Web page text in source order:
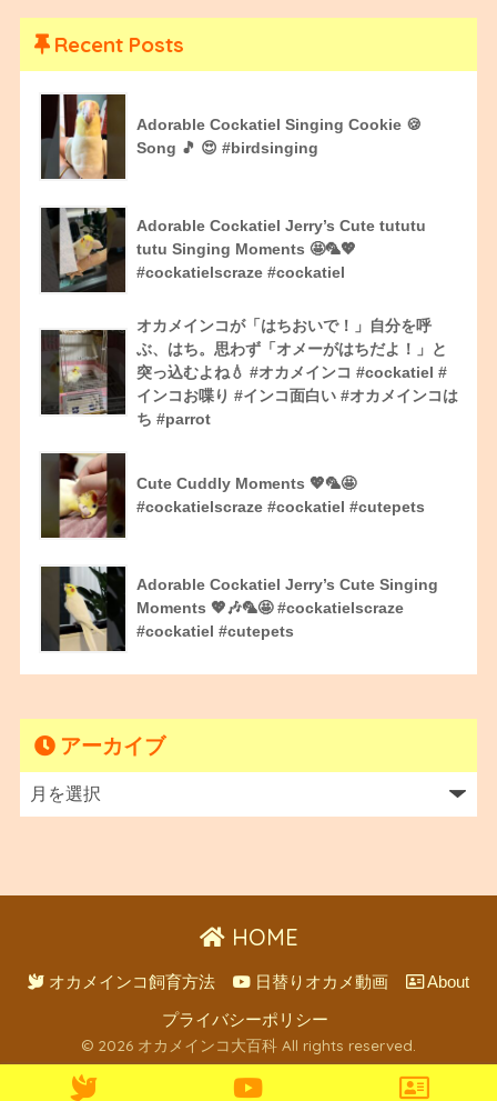
Recent Posts
Adorable Cockatiel Singing Cookie 🍪
Song 🎵 😍 #birdsinging
Adorable Cockatiel Jerry’s Cute tututu
tutu Singing Moments 🤩🦜💖
#cockatielscraze #cockatiel
オカメインコが「はちおいで！」自分を呼
ぶ、はち。思わず「オメーがはちだよ！」と
突っ込むよね💧 #オカメインコ #cockatiel #
インコお喋り #インコ面白い #オカメインコは
ち #parrot
Cute Cuddly Moments 💖🦜🤩
#cockatielscraze #cockatiel #cutepets
Adorable Cockatiel Jerry’s Cute Singing
Moments 💖🎶🦜🤩 #cockatielscraze
#cockatiel #cutepets
アーカイブ
HOME
オカメインコ飼育方法 日替りオカメ動画 About
プライバシーポリシー
© 2026 オカメインコ大百科 All rights reserved.